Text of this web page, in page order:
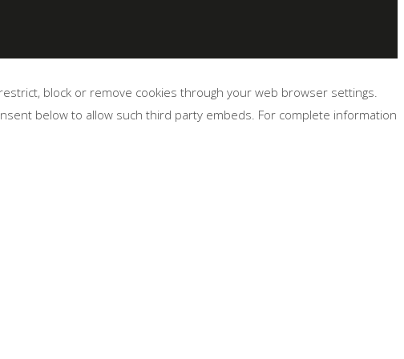
block or remove cookies through your web browser settings.
below to allow such third party embeds. For complete information